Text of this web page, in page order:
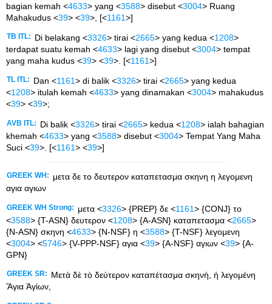
bagian kemah <4633> yang <3588> disebut <3004> Ruang
Mahakudus <39> <39>, [<1161>]
TB ITL: Di belakang <3326> tirai <2665> yang kedua <1208>
terdapat suatu kemah <4633> lagi yang disebut <3004> tempat
yang maha kudus <39> <39>. [<1161>]
TL ITL: Dan <1161> di balik <3326> tirai <2665> yang kedua
<1208> itulah kemah <4633> yang dinamakan <3004> mahakudus
<39> <39>;
AVB ITL: Di balik <3326> tirai <2665> kedua <1208> ialah bahagian
khemah <4633> yang <3588> disebut <3004> Tempat Yang Maha
Suci <39>. [<1161> <39>]
GREEK WH:
μετα δε το δευτερον καταπετασμα σκηνη η λεγομενη
αγια αγιων
GREEK WH Strong: μετα <3326> {PREP} δε <1161> {CONJ} το
<3588> {T-ASN} δευτερον <1208> {A-ASN} καταπετασμα <2665>
{N-ASN} σκηνη <4633> {N-NSF} η <3588> {T-NSF} λεγομενη
<3004> <5746> {V-PPP-NSF} αγια <39> {A-NSF} αγιων <39> {A-
GPN}
GREEK SR:
Μετὰ δὲ τὸ δεύτερον καταπέτασμα σκηνὴ, ἡ λεγομένη
Ἅγια Ἁγίων,